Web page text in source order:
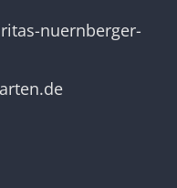
nuernberger-